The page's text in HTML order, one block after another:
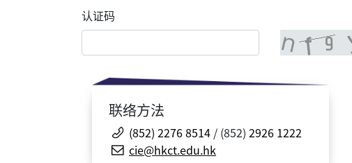
认证码
联络方法
(852) 2276 8514 / (852) 2926 1222
cie@hkct.edu.hk